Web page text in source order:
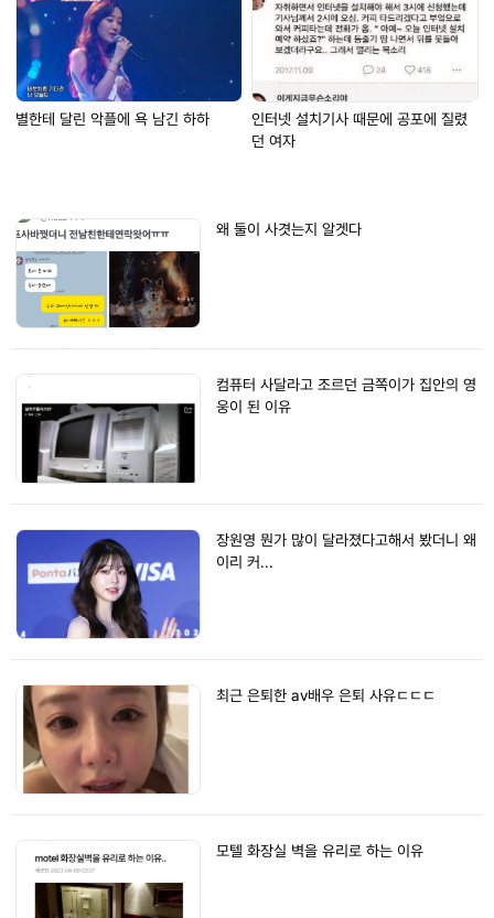
별한테 달린 악플에 욕 남긴 하하
인터넷 설치기사 때문에 공포에 질렸
던 여자
왜 둘이 사겻는지 알겟다
컴퓨터 사달라고 조르던 금쪽이가 집안의 영
웅이 된 이유
장원영 뭔가 많이 달라졌다고해서 봤더니 왜
이리 커...
최근 은퇴한 av배우 은퇴 사유ㄷㄷㄷ
모텔 화장실 벽을 유리로 하는 이유